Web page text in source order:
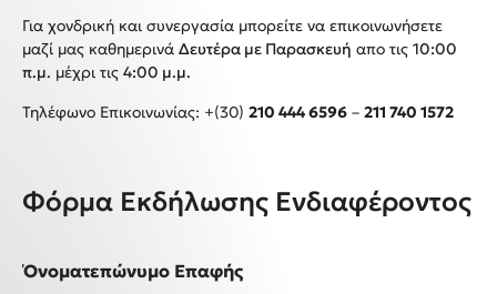
Για χονδρική και συνεργασία μπορείτε να επικοινωνήσετε
μαζί μας καθημερινά Δευτέρα με Παρασκευή απο τις 10:00
π.μ. μέχρι τις 4:00 μ.μ.
Τηλέφωνο Επικοινωνίας: +(30) 210 444 6596 – 211 740 1572
Φόρμα Εκδήλωσης Ενδιαφέροντος
Όνοματεπώνυμο Επαφής